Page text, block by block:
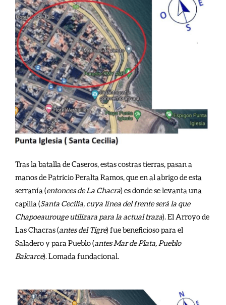
Tras la batalla de Caseros, estas costras tierras, pasan a
manos de Patricio Peralta Ramos, que en al abrigo de esta
serranía (entonces de La Chacra) es donde se levanta una
capilla (Santa Cecilia, cuya línea del frente será la que
Chapoeaurouge utilizara para la actual traza). El Arroyo de
Las Chacras (antes del Tigre) fue beneficioso para el
Saladero y para Pueblo (antes Mar de Plata, Pueblo
Balcarce). Lomada fundacional.